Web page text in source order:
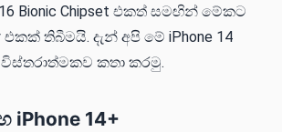
Bionic Chipset එකත් සමඟින් මේකට
එකක් තිබීමයි. දැන් අපි මේ iPhone 14
කතා කරමු.
iPhone 14+